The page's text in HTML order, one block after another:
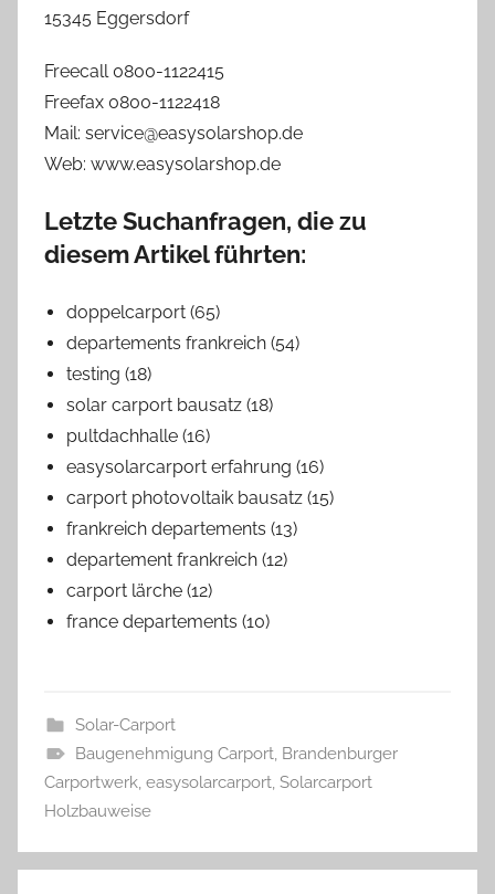
15345 Eggersdorf
Freecall 0800-1122415
Freefax 0800-1122418
Mail: service@easysolarshop.de
Web: www.easysolarshop.de
Letzte Suchanfragen, die zu
diesem Artikel führten:
doppelcarport (65)
departements frankreich (54)
testing (18)
solar carport bausatz (18)
pultdachhalle (16)
easysolarcarport erfahrung (16)
carport photovoltaik bausatz (15)
frankreich departements (13)
departement frankreich (12)
carport lärche (12)
france departements (10)
Solar-Carport
Baugenehmigung Carport, Brandenburger
Carportwerk, easysolarcarport, Solarcarport
Holzbauweise